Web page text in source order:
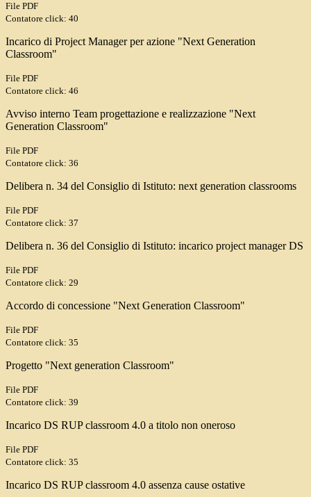
File PDF
Contatore click: 40
Incarico di Project Manager per azione "Next Generation
Classroom"
File PDF
Contatore click: 46
Avviso interno Team progettazione e realizzazione "Next
Generation Classroom"
File PDF
Contatore click: 36
Delibera n. 34 del Consiglio di Istituto: next generation classrooms
File PDF
Contatore click: 37
Delibera n. 36 del Consiglio di Istituto: incarico project manager DS
File PDF
Contatore click: 29
Accordo di concessione "Next Generation Classroom"
File PDF
Contatore click: 35
Progetto "Next generation Classroom"
File PDF
Contatore click: 39
Incarico DS RUP classroom 4.0 a titolo non oneroso
File PDF
Contatore click: 35
Incarico DS RUP classroom 4.0 assenza cause ostative